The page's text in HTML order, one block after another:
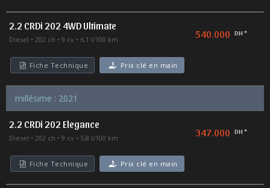
2.2 CRDi 202 4WD Ultimate
Diesel 202 ch 9 cv 6,1 l/100 km 540.000 DH *
Fiche Technique Prix clé en main
millésime : 2021
2.2 CRDi 202 Elegance
Diesel 202 ch 9 cv 5,8 l/100 km 347.000 DH *
Fiche Technique Prix clé en main